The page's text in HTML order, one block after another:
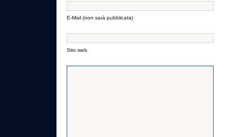
E-Mail (non sarà pubblicata)
Sito web